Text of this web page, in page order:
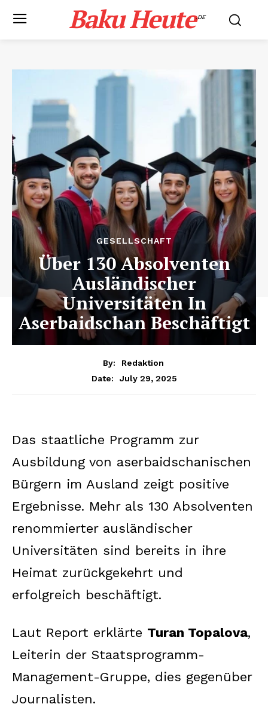
Baku Heute.DE
GESELLSCHAFT
Über 130 Absolventen
Ausländischer
Universitäten In
Aserbaidschan Beschäftigt
By:
Redaktion
Date:
July 29, 2025
Das staatliche Programm zur
Ausbildung von aserbaidschanischen
Bürgern im Ausland zeigt positive
Ergebnisse. Mehr als 130 Absolventen
renommierter ausländischer
Universitäten sind bereits in ihre
Heimat zurückgekehrt und
erfolgreich beschäftigt.
Laut Report erklärte Turan Topalova,
Leiterin der Staatsprogramm-
Management-Gruppe, dies gegenüber
Journalisten.